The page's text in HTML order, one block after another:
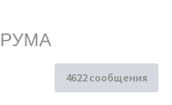
4622 сообщения